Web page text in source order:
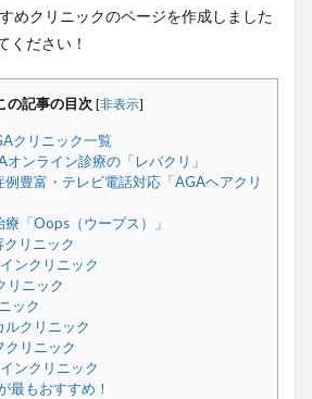
めクリニックのページを作成しました
ください！
の記事の目次 [非表示]
クリニック一覧
ンライン診療の「レバクリ」
豊富・テレビ電話対応「AGAヘアクリ
「Oops（ウープス）」
リニック
ンクリニック
ニック
ック
クリニック
リニック
ンクリニック
最もおすすめ！